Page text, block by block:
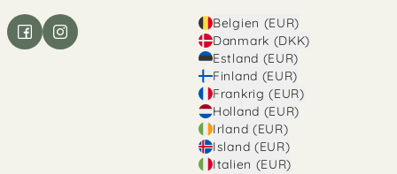
Belgien (EUR)
Danmark (DKK)
Estland (EUR)
Finland (EUR)
Frankrig (EUR)
Holland (EUR)
Irland (EUR)
Island (EUR)
Italien (EUR)